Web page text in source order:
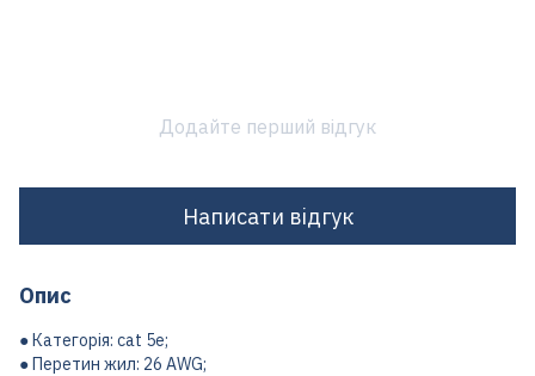
Додайте перший відгук
Написати відгук
Опис
● Категорія: cat 5e;
● Перетин жил: 26 AWG;